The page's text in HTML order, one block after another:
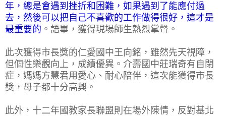
年，總是會遇到挫折和困難，如果遇到了能應付過
去，然後可以把自己不喜歡的工作做得很好，這才是
最重要的 。語畢，獲得現場師生熱烈掌聲。
此次獲得市長獎的仁愛國中王向銘，雖然先天視障，
但個性樂觀向上，成績優異。介壽國中莊瑞奇有自閉
症，媽媽方慧君用愛心、耐心陪伴，這次能獲得市長
獎，母子都十分高興。
此外，十二年國教家長聯盟則在場外陳情，反對基北